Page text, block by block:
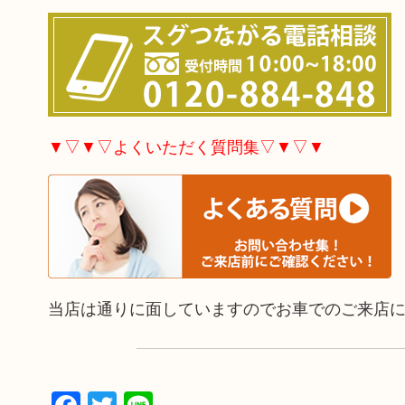
▼▽▼▽よくいただく質問集▽▼▽▼
当店は通りに面していますのでお車でのご来店